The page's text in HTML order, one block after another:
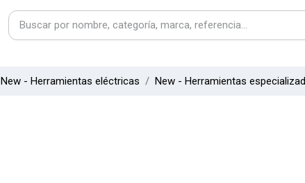
New - Herramientas eléctricas New - Herramientas